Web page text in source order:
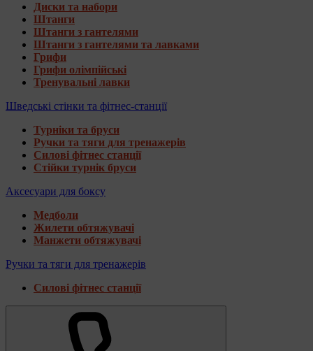
Диски та набори
Штанги
Штанги з гантелями
Штанги з гантелями та лавками
Грифи
Грифи олімпійські
Тренувальні лавки
Шведські стінки та фітнес-станції
Турніки та бруси
Ручки та тяги для тренажерів
Силові фітнес станції
Стійки турнік бруси
Аксесуари для боксу
Медболи
Жилети обтяжувачі
Манжети обтяжувачі
Ручки та тяги для тренажерів
Силові фітнес станції